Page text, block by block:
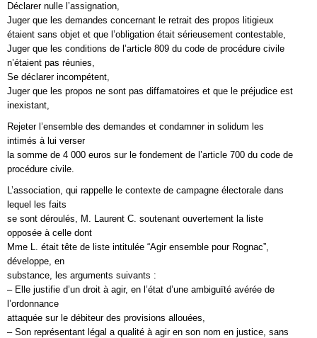
Déclarer nulle l’assignation,
Juger que les demandes concernant le retrait des propos litigieux
étaient sans objet et que l’obligation était sérieusement contestable,
Juger que les conditions de l’article 809 du code de procédure civile
n’étaient pas réunies,
Se déclarer incompétent,
Juger que les propos ne sont pas diffamatoires et que le préjudice est
inexistant,
Rejeter l’ensemble des demandes et condamner in solidum les
intimés à lui verser
la somme de 4 000 euros sur le fondement de l’article 700 du code de
procédure civile.
L’association, qui rappelle le contexte de campagne électorale dans
lequel les faits
se sont déroulés, M. Laurent C. soutenant ouvertement la liste
opposée à celle dont
Mme L. était tête de liste intitulée “Agir ensemble pour Rognac”,
développe, en
substance, les arguments suivants :
– Elle justifie d’un droit à agir, en l’état d’une ambiguïté avérée de
l’ordonnance
attaquée sur le débiteur des provisions allouées,
– Son représentant légal a qualité à agir en son nom en justice, sans